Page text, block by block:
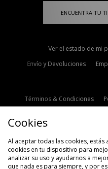
ENCUENTRA TU
Ver el estado de mi
Envío y Devoluciones
Términos & Condiciones
Cookies
Al aceptar todas las cookies, estás
cookies en tu dispositivo para
analizar su uso y ayudarnos a
que nada es para siempre, y por